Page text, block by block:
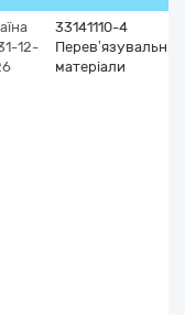
12-
33141110-4
Перев’язувальні
матеріали